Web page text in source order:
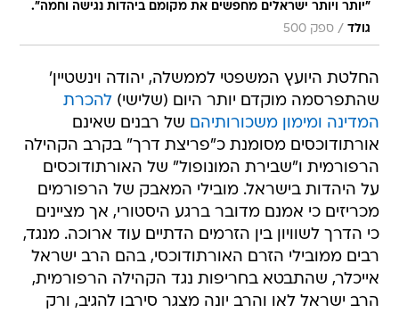
"יותר ויותר ישראלים מחפשים את מקומם ביהדות נגישה וחמה".
גולד / ספק 500
החלטת היועץ המשפטי לממשלה, יהודה וינשטיין'
שהתפרסמה מוקדם יותר היום (שלישי)להכרת
המדינה ומימון משכורותיהם של רבנים שאינם
אורתודוכסים מסומנת כ"פריצת דרך" בקרב הקהילה
הרפורמית ו"שבירת המונופול" של האורתודוכסים
על היהדות בישראל. מובילי המאבק של הרפורמים
מכריזים כי אמנם מדובר ברגע היסטורי, אך מציינים
כי הדרך לשוויון בין הזרמים הדתיים עוד ארוכה. מנגד,
רבים ממובילי הזרם האורתודוכסי, בהם הרב ישראל
אייכלר, שהתבטא בחריפות נגד הקהילה הרפורמית,
הרב ישראל לאו והרב יונה מצגר סירבו להגיב, ורק